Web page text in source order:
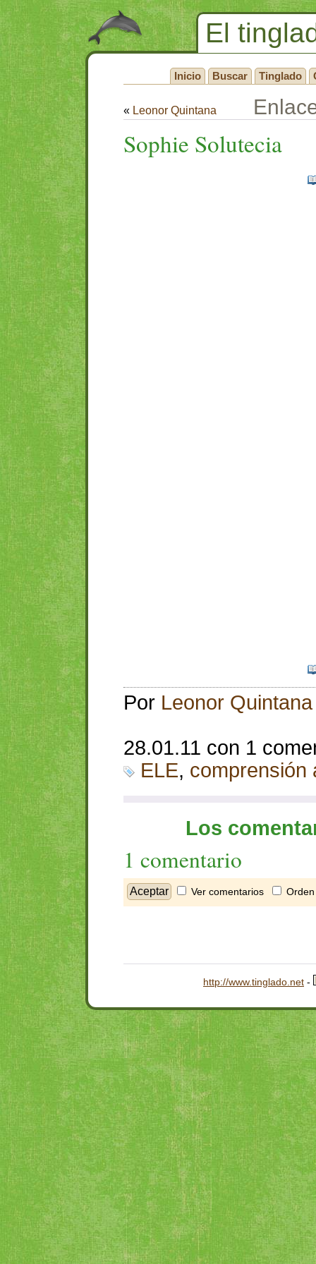
El
Inicio Buscar Tinglado
« Leonor Quintana
Sophie Solutecia
Por Leonor Quintana
28.01.11 con 1
ELE, comprensión
Los
1 comentario
Ver comentarios
http://www.tinglado.net -